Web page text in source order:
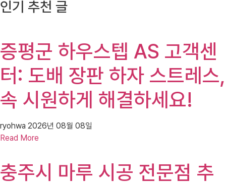
인기 추천 글
증평군 하우스텝 AS 고객센
터: 도배 장판 하자 스트레스,
속 시원하게 해결하세요!
ryohwa 2026년 08월 08일
Read More
충주시 마루 시공 전문점 추